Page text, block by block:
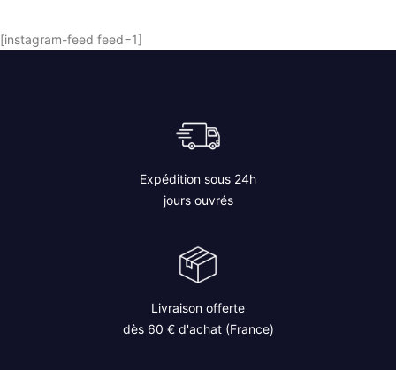
[instagram-feed feed=1]
Expédition sous 24h
jours ouvrés
Livraison offerte
dès 60 € d'achat (France)